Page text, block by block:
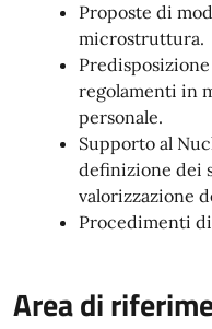
Proposte di
microstruttura.
regolamenti in
personale.
Supporto al
definizione dei
valorizzazione
Procedimenti
Area di